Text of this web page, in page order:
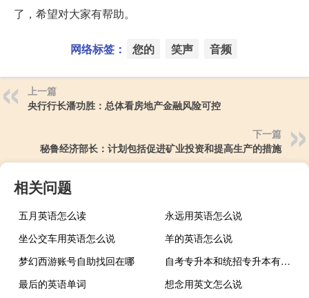
了，希望对大家有帮助。
网络标签： 您的 笑声 音频
上一篇
央行行长潘功胜：总体看房地产金融风险可控
下一篇
秘鲁经济部长：计划包括促进矿业投资和提高生产的措施
相关问题
五月英语怎么读
永远用英语怎么说
坐公交车用英语怎么说
羊的英语怎么说
梦幻西游账号自助找回在哪
自考专升本和统招专升本有哪些区别
最后的英语单词
想念用英文怎么说